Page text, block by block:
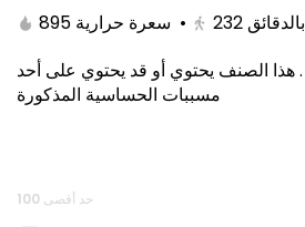
895 سعرة حرارية • 232بالدقائق
.هذا الصنف يحتوي أو قد يحتوي على أحد
مسببات الحساسية المذكورة
حد أقصى 100